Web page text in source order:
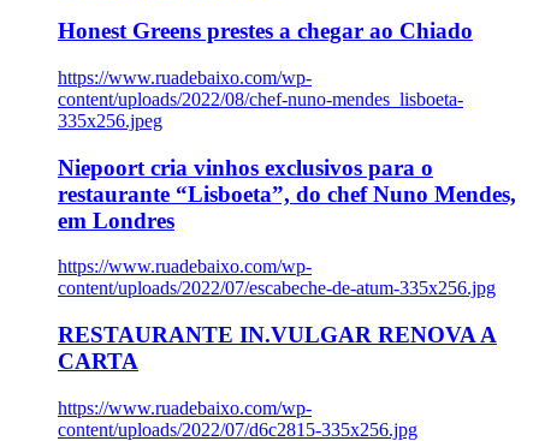
Honest Greens prestes a chegar ao Chiado
https://www.ruadebaixo.com/wp-
content/uploads/2022/08/chef-nuno-mendes_lisboeta-
335x256.jpeg
Niepoort cria vinhos exclusivos para o
restaurante “Lisboeta”, do chef Nuno Mendes,
em Londres
https://www.ruadebaixo.com/wp-
content/uploads/2022/07/escabeche-de-atum-335x256.jpg
RESTAURANTE IN.VULGAR RENOVA A
CARTA
https://www.ruadebaixo.com/wp-
content/uploads/2022/07/d6c2815-335x256.jpg